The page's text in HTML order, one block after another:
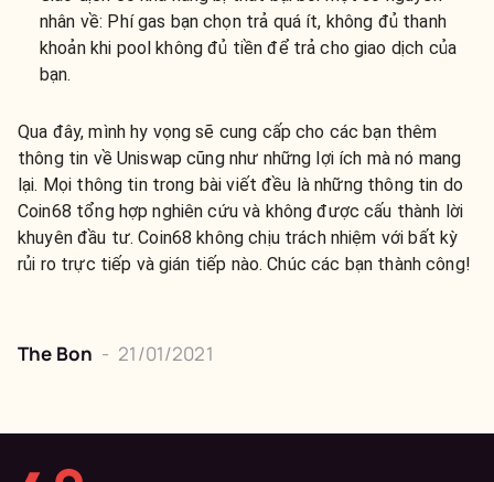
nhân về: Phí gas bạn chọn trả quá ít, không đủ thanh
khoản khi pool không đủ tiền để trả cho giao dịch của
bạn.
Qua đây, mình hy vọng sẽ cung cấp cho các bạn thêm
thông tin về Uniswap cũng như những lợi ích mà nó mang
lại. Mọi thông tin trong bài viết đều là những thông tin do
Coin68 tổng hợp nghiên cứu và không được cấu thành lời
khuyên đầu tư. Coin68 không chịu trách nhiệm với bất kỳ
rủi ro trực tiếp và gián tiếp nào. Chúc các bạn thành công!
The Bon - 21/01/2021